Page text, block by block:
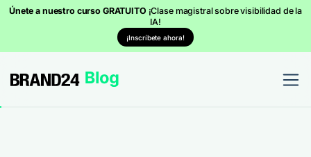
Únete a nuestro curso GRATUITO ¡Clase magistral sobre visibilidad de la
IA!
¡Inscríbete ahora!